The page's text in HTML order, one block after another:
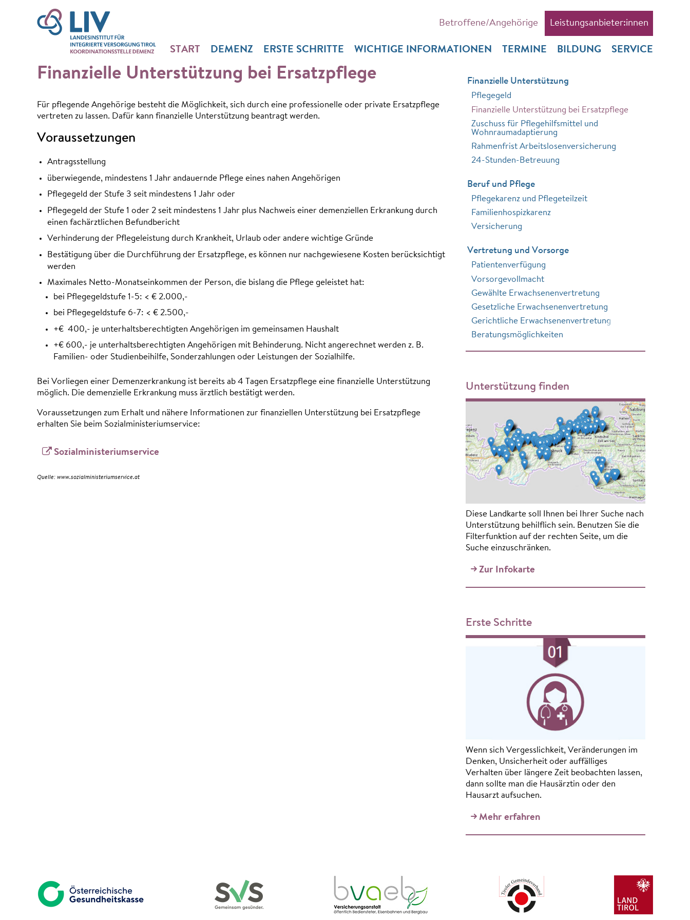
Betroffene/Angehörige Leistungsanbieter:innen
START DEMENZ ERSTE SCHRITTE WICHTIGE INFORMATIONEN TERMINE BILDUNG SERVICE
Finanzielle Unterstützung bei Ersatzpflege
Für pflegende Angehörige besteht die Möglichkeit, sich durch eine professionelle oder private Ersatzpflege
vertreten zu lassen. Dafür kann finanzielle Unterstützung beantragt werden.
Voraussetzungen
Antragsstellung
überwiegende, mindestens 1 Jahr andauernde Pflege eines nahen Angehörigen
Pflegegeld der Stufe 3 seit mindestens 1 Jahr oder
Pflegegeld der Stufe 1 oder 2 seit mindestens 1 Jahr plus Nachweis einer demenziellen Erkrankung durch
einen fachärztlichen Befundbericht
Verhinderung der Pflegeleistung durch Krankheit, Urlaub oder andere wichtige Gründe
Bestätigung über die Durchführung der Ersatzpflege, es können nur nachgewiesene Kosten berücksichtigt
werden
Maximales Netto-Monatseinkommen der Person, die bislang die Pflege geleistet hat:
bei Pflegegeldstufe 1-5: < € 2.000,-
bei Pflegegeldstufe 6-7: < € 2.500,-
+€ 400,- je unterhaltsberechtigten Angehörigen im gemeinsamen Haushalt
+€ 600,- je unterhaltsberechtigten Angehörigen mit Behinderung. Nicht angerechnet werden z. B.
Familien- oder Studienbeihilfe, Sonderzahlungen oder Leistungen der Sozialhilfe.
Bei Vorliegen einer Demenzerkrankung ist bereits ab 4 Tagen Ersatzpflege eine finanzielle Unterstützung
möglich. Die demenzielle Erkrankung muss ärztlich bestätigt werden.
Voraussetzungen zum Erhalt und nähere Informationen zur finanziellen Unterstützung bei Ersatzpflege
erhalten Sie beim Sozialministeriumservice:
Sozialministeriumservice
Quelle: www.sozialministeriumservice.at
Finanzielle Unterstützung
Pflegegeld
Finanzielle Unterstützung bei Ersatzpflege
Zuschuss für Pflegehilfsmittel und
Wohnraumadaptierung
Rahmenfrist Arbeitslosenversicherung
24-Stunden-Betreuung
Beruf und Pflege
Pflegekarenz und Pflegeteilzeit
Familienhospizkarenz
Versicherung
Vertretung und Vorsorge
Patientenverfügung
Vorsorgevollmacht
Gewählte Erwachsenenvertretung
Gesetzliche Erwachsenenvertretung
Gerichtliche Erwachsenenvertretung
Beratungsmöglichkeiten
Unterstützung finden
Diese Landkarte soll Ihnen bei Ihrer Suche nach
Unterstützung behilflich sein. Benutzen Sie die
Filterfunktion auf der rechten Seite, um die
Suche einzuschränken.
Zur Infokarte
Erste Schritte
Wenn sich Vergesslichkeit, Veränderungen im
Denken, Unsicherheit oder auffälliges
Verhalten über längere Zeit beobachten lassen,
dann sollte man die Hausärztin oder den
Hausarzt aufsuchen.
Mehr erfahren